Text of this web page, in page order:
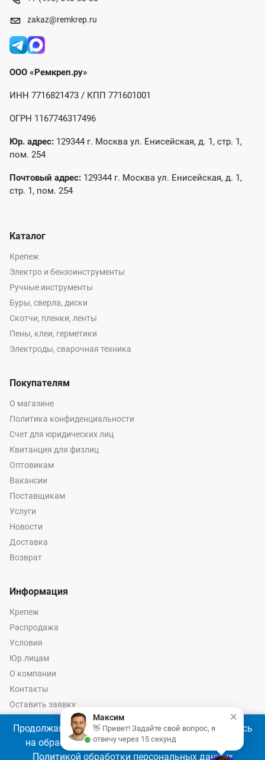
zakaz@remkrep.ru
ООО «Ремкреп.ру»
ИНН 7716821473 / КПП 771601001
ОГРН 1167746317496
Юр. адрес: 129344 г. Москва ул. Енисейская, д. 1, стр. 1,
пом. 254
Почтовый адрес: 129344 г. Москва ул. Енисейская, д. 1,
стр. 1, пом. 254
Каталог
Крепеж
Электро и бензоинструменты
Ручные инструменты
Буры, сверла, диски
Скотчи, пленки, ленты
Пены, клеи, герметики
Электроды, сварочная техника
Покупателям
О магазине
Политика конфиденциальности
Счет для юридических лиц
Квитанция для физлиц
Оптовикам
Вакансии
Поставщикам
Услуги
Новости
Доставка
Возврат
Информация
Крепеж
Распродажа
Условия
Юр.лицам
О компании
Контакты
Оставить заявку
Калькулятор крепежа
Продолжая использовать наш сайт, Вы соглашаетесь
на обработку файлов cookie 🍪 в соответствии с
Политикой обработки персональных данных
×
Максим
👋 Привет! Задайте свой вопрос, я
отвечу через 15 секунд